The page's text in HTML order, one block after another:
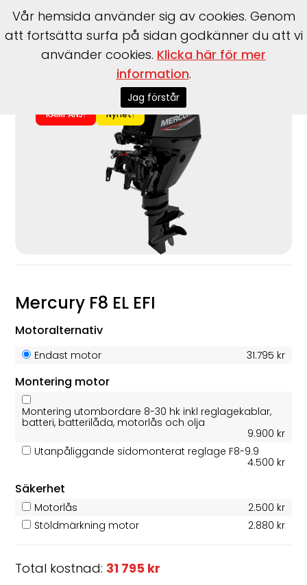
Utombordare >
KAMPANJ! Nyhet!
Mercury F8 EL EFI
Motoralternativ
Endast motor 31.795 kr
Montering motor
Montering utombordare 8-30 hk inkl reglagekablar,
batteri, batterilåda, motorlås och olja
9.900 kr
Utanpåliggande sidomonterat reglage F8-9.9
4.500 kr
Säkerhet
Motorlås
2.500 kr
Stöldmärkning motor
2.880 kr
Total kostnad: 31 795 kr
Vår hemsida använder sig av cookies. Genom
att fortsätta surfa på sidan godkänner du att vi
använder cookies. Klicka här för mer
information.
Jag förstår